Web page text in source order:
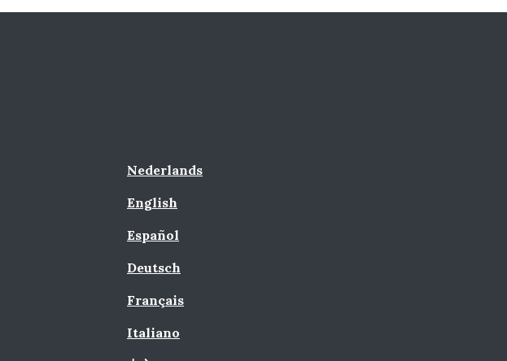
Nederlands
English
Español
Deutsch
Français
Italiano